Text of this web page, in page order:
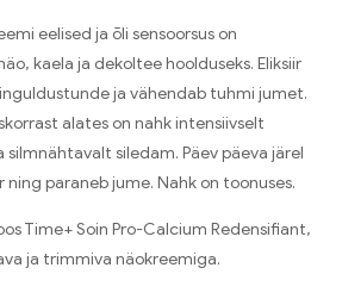
eelised ja õli sensoorsus on
kaela ja dekoltee hoolduseks. Eliksiir
ja vähendab tuhmi jumet.
alates on nahk intensiivselt
siledam. Päev päeva järel
paraneb jume. Nahk on toonuses.
Time+ Soin Pro-Calcium Redensifiant,
ja trimmiva näokreemiga.